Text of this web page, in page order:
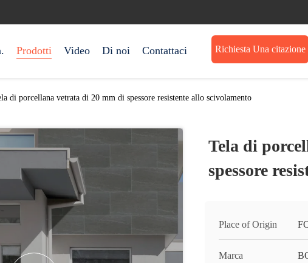
Prodotti Video Di noi Contattaci Richiesta Una citazione
di porcellana vetrata di 20 mm di spessore resistente allo scivolamento
Tela di
spessore
Place of Origin
Marca